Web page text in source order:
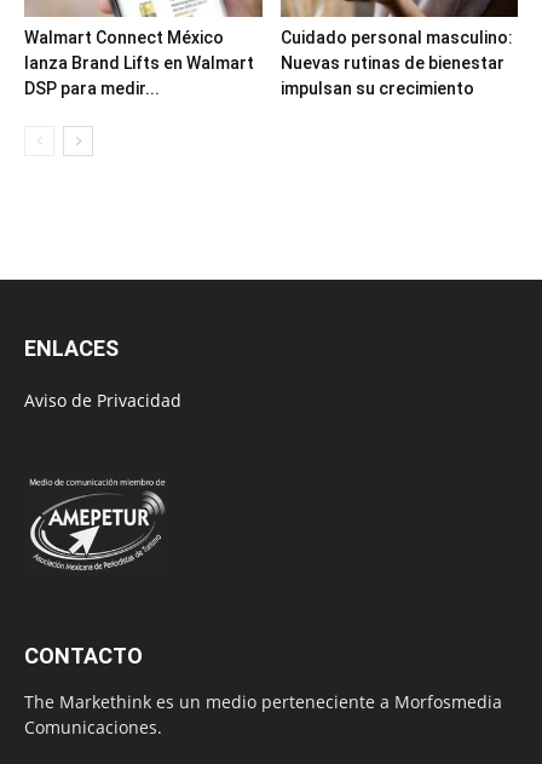
Walmart Connect México
lanza Brand Lifts en Walmart
DSP para medir...
Cuidado personal masculino:
Nuevas rutinas de bienestar
impulsan su crecimiento
ENLACES
Aviso de Privacidad
CONTACTO
The Markethink es un medio perteneciente a Morfosmedia
Comunicaciones.